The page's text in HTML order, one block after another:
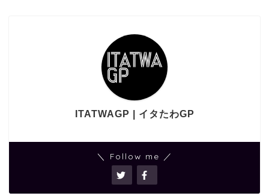
ITATWAGP | イタたわGP
＼ Follow me ／